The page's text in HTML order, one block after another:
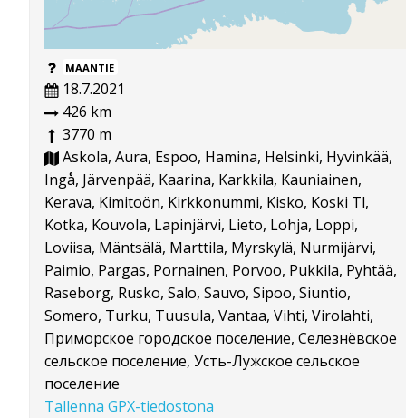
MAANTIE
18.7.2021
426 km
3770 m
Askola, Aura, Espoo, Hamina, Helsinki, Hyvinkää,
Ingå, Järvenpää, Kaarina, Karkkila, Kauniainen,
Kerava, Kimitoön, Kirkkonummi, Kisko, Koski Tl,
Kotka, Kouvola, Lapinjärvi, Lieto, Lohja, Loppi,
Loviisa, Mäntsälä, Marttila, Myrskylä, Nurmijärvi,
Paimio, Pargas, Pornainen, Porvoo, Pukkila, Pyhtää,
Raseborg, Rusko, Salo, Sauvo, Sipoo, Siuntio,
Somero, Turku, Tuusula, Vantaa, Vihti, Virolahti,
Приморское городское поселение, Селезнёвское
сельское поселение, Усть-Лужское сельское
поселение
Tallenna GPX-tiedostona